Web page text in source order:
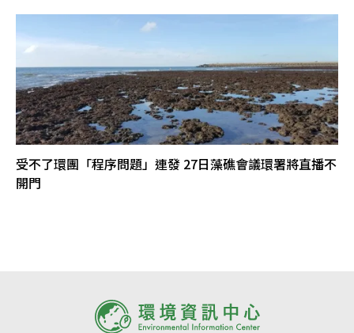
受不了環團「程序問題」連發 27日藻礁會議環署將直播不
開門